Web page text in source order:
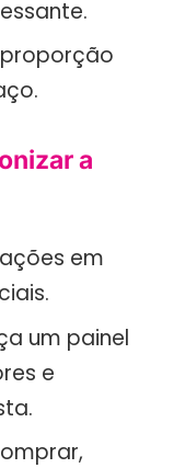
a
em
um painel
e